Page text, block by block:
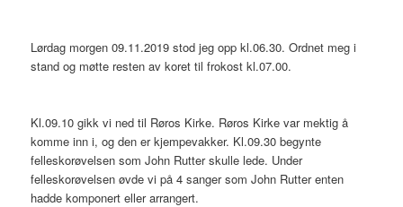
Lørdag morgen 09.11.2019 stod jeg opp kl.06.30. Ordnet meg i
stand og møtte resten av koret til frokost kl.07.00.
Kl.09.10 gikk vi ned til Røros Kirke. Røros Kirke var mektig å
komme inn i, og den er kjempevakker. Kl.09.30 begynte
felleskorøvelsen som John Rutter skulle lede. Under
felleskorøvelsen øvde vi på 4 sanger som John Rutter enten
hadde komponert eller arrangert.